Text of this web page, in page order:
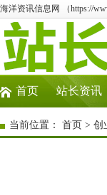
海洋资讯信息网 （https://
首页 站长资讯
当前位置： 首页 > 创